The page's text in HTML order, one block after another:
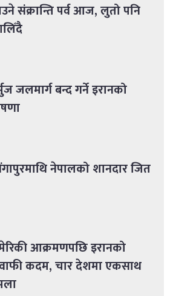
संक्रान्ति पर्व आज, लुतो पनि
जलमार्ग बन्द गर्ने इरानको
नेपालको शानदार जित
आक्रमणपछि इरानको
कदम, चार देशमा एकसाथ